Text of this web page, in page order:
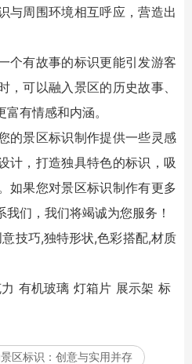
与周围环境相互呼应，营造出
个有故事的标识更能引发游客
，可以融入景区的历史故事、
有情感和内涵。
的景区标识制作提供一些灵感
计，打造独具特色的标识，吸
如果您对景区标识制作有更多
们，我们将竭诚为您服务！
技巧,独特形状,色彩搭配,材质
有机玻璃 灯箱片 展示架 标
区标识：创意与实用并存